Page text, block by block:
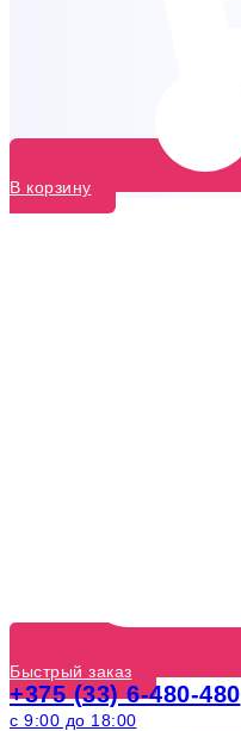
В корзину
Быстрый заказ
+375 (33) 6-480-480
с 9:00 до 18:00